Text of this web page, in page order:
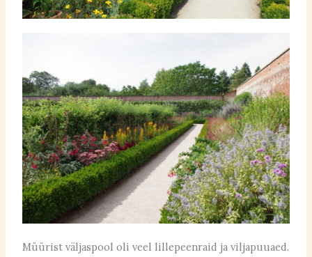
Müürist väljaspool oli veel lillepeenraid ja viljapuuaed.